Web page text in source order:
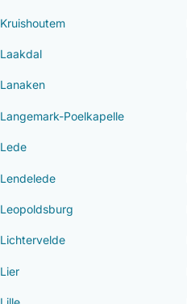
Kruishoutem
Laakdal
Lanaken
Langemark-Poelkapelle
Lede
Lendelede
Leopoldsburg
Lichtervelde
Lier